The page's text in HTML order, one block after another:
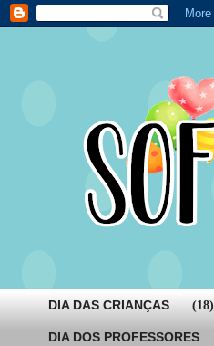
DIA DAS CRIANÇAS (18)
DIA DOS PROFESSORES